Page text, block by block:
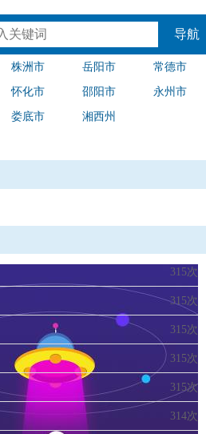
导航
株洲市 岳阳市 常德市
怀化市 邵阳市 永州市
娄底市 湘西州
315次
315次
315次
315次
315次
314次